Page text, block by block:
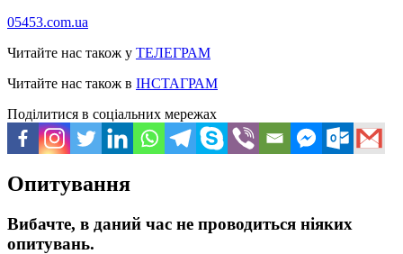
05453.com.ua
Читайте нас також у ТЕЛЕГРАМ
Читайте нас також в ІНСТАГРАМ
Поділитися в соціальних мережах
Опитування
Вибачте, в даний час не проводиться ніяких
опитувань.